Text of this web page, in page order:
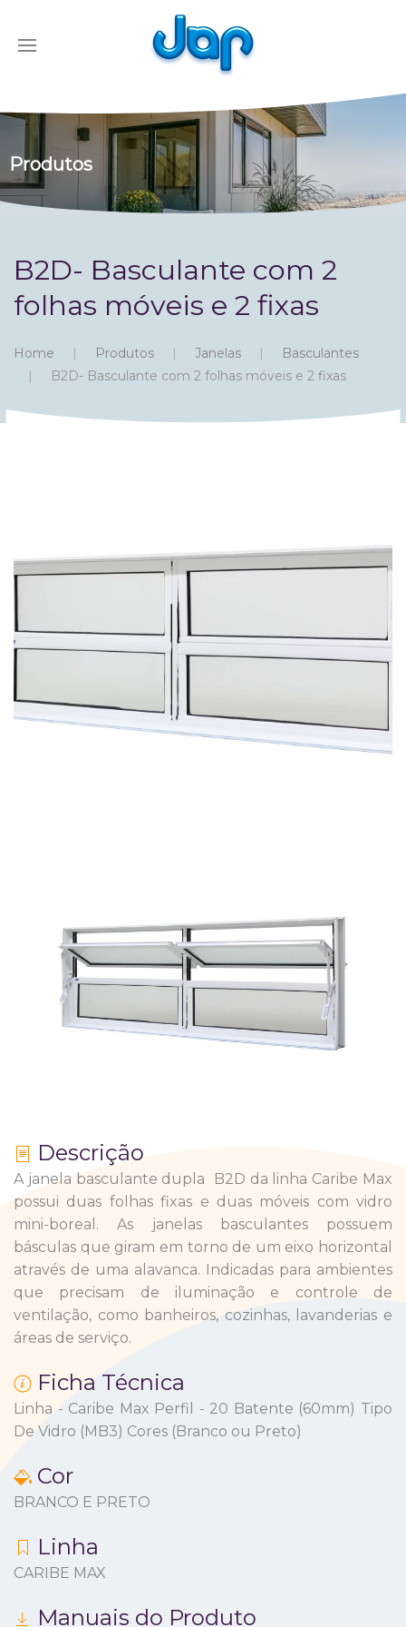
Produtos
B2D- Basculante com 2
folhas móveis e 2 fixas
Home Produtos Janelas
Basculantes
B2D- Basculante com 2 folhas móveis e 2 fixas
Descrição
A janela basculante dupla B2D da linha Caribe Max
possui duas folhas fixas e duas móveis com vidro
mini-boreal. As janelas basculantes possuem
básculas que giram em torno de um eixo horizontal
através de uma alavanca. Indicadas para ambientes
que precisam de iluminação e controle de
ventilação, como banheiros, cozinhas, lavanderias e
áreas de serviço.
Ficha Técnica
Linha - Caribe Max Perfil - 20 Batente (60mm) Tipo
De Vidro (MB3) Cores (Branco ou Preto)
Cor
BRANCO E PRETO
Linha
CARIBE MAX
Manuais do Produto